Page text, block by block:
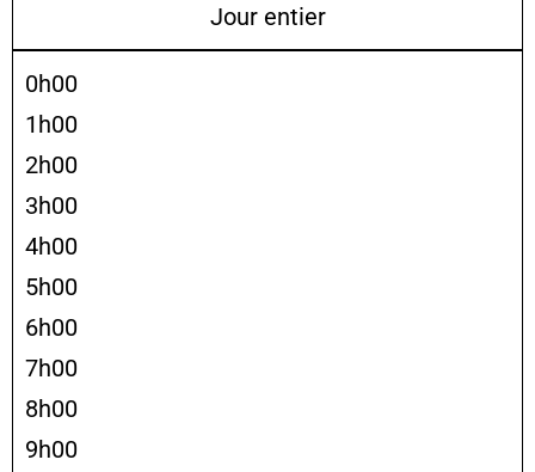
Jour entier
0h00
1h00
2h00
3h00
4h00
5h00
6h00
7h00
8h00
9h00